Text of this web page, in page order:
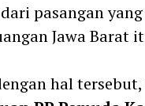
pasangan
Jawa Barat
hal tersebut,